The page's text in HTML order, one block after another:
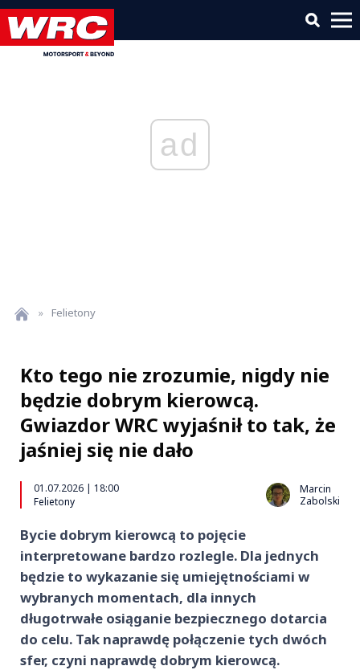
ad
» Felietony
Kto tego nie zrozumie, nigdy nie
będzie dobrym kierowcą.
Gwiazdor WRC wyjaśnił to tak, że
jaśniej się nie dało
01.07.2026 | 18:00
Felietony
Marcin
Zabolski
Bycie dobrym kierowcą to pojęcie
interpretowane bardzo rozlegle. Dla jednych
będzie to wykazanie się umiejętnościami w
wybranych momentach, dla innych
długotrwałe osiąganie bezpiecznego dotarcia
do celu. Tak naprawdę połączenie tych dwóch
sfer, czyni naprawdę dobrym kierowcą.